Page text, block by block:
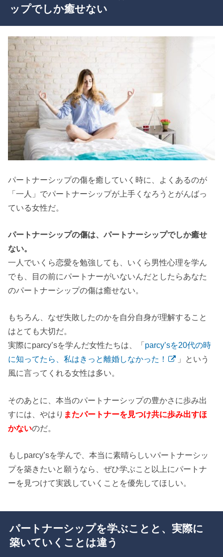
ップでしか癒せない
パートナーシップの傷を癒していく時に、よくあるのが
「一人」でパートナーシップが上手くなろうとがんばっ
ている女性だ。
パートナーシップの傷は、パートナーシップでしか癒せ
ない。
一人でいくら恋愛を勉強しても、いくら男性心理を学ん
でも、目の前にパートナーがいないんだとしたらあなた
のパートナーシップの傷は癒せない。
もちろん、なぜ失敗したのかを自分自身が理解すること
はとても大切だ。
実際にparcy’sを学んだ女性たちは、「 parcy’sを20代の時
に知ってたら、私はきっと離婚しなかった！
」という
風に言ってくれる女性は多い。
そのあとに、本当のパートナーシップの豊かさに歩み出
すには、やはり またパートナーを見つけ共に歩み出すほ
かないのだ。
もしparcy’sを学んで、本当に素晴らしいパートナーシッ
プを築きたいと願うなら、ぜひ学ぶこと以上にパートナ
ーを見つけて実践していくことを優先してほしい。
パートナーシップを学ぶことと、実際に
築いていくことは違う